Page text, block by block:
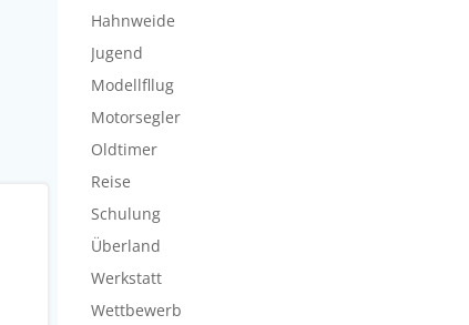
Hahnweide
Jugend
Modellfllug
Motorsegler
Oldtimer
Reise
Schulung
Überland
Werkstatt
Wettbewerb